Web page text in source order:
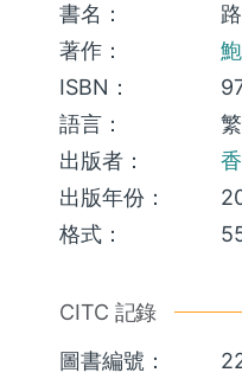
書名：
著作：
ISBN：
語言：
出版者：
出版年份：
格式：
CITC 記錄
圖書編號：